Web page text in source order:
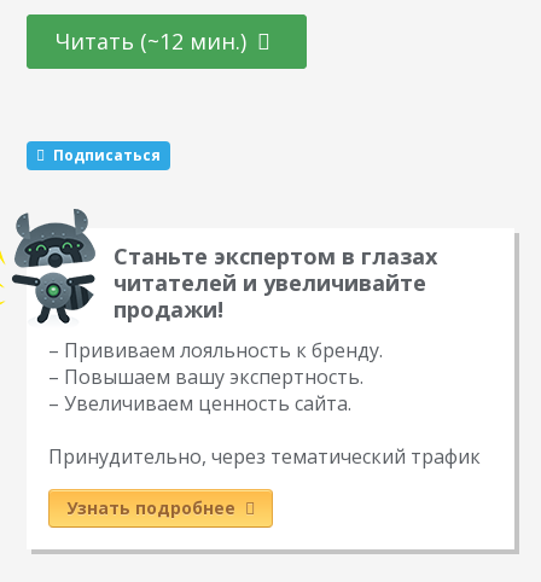
таким же, как рост трафика. А во многих случаях роста
прибыли вообще не будет. Это случается со всеми нами. Я
Читать (~12 мин.)
Подписаться
Станьте экспертом в глазах
читателей и увеличивайте
продажи!
– Прививаем лояльность к бренду.
– Повышаем вашу экспертность.
– Увеличиваем ценность сайта.
Принудительно, через тематический трафик
Узнать подробнее